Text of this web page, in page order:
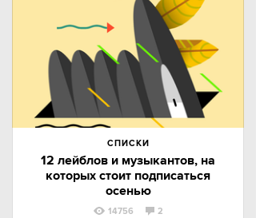
СПИСКИ
12 лейблов и музыкантов, на
которых стоит подписаться
осенью
14756 2